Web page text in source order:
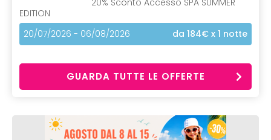
EDITION
20/07/2026 - 06/08/2026
da 184€ x 1 notte
GUARDA TUTTE LE OFFERTE